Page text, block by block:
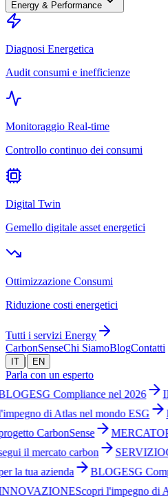
Energy & Performance
Diagnosi Energetica
Audit consumi e inefficienze
Monitoraggio Real-time
Controllo continuo dei consumi
Digital Twin
Gemello digitale asset energetici
Ottimizzazione Consumi
Riduzione costi energetici
Tutti i servizi Energy
CarbonSenseChi SiamoBlogContatti
IT | EN
Parla con un esperto
ESG Compliance nel 2026
di Atlas nel mondo ESG
CarbonSense
MERCATO
il mercato carbon
SERVIZIO
la tua azienda
BLOGESG
Scopri l'impegno di